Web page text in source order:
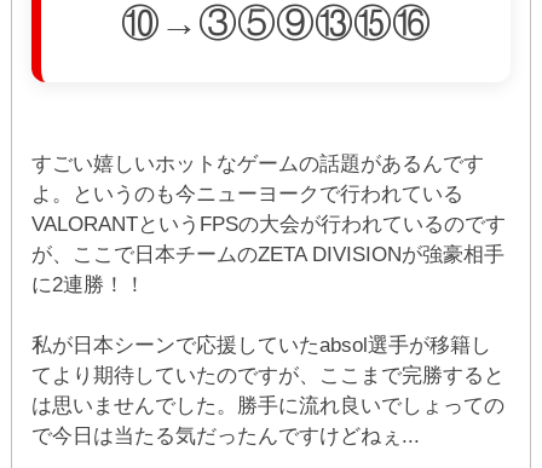
⑩→③⑤⑨⑬⑮⑯
すごい嬉しいホットなゲームの話題があるんです
よ。というのも今ニューヨークで行われている
VALORANTというFPSの大会が行われているのです
が、ここで日本チームのZETA DIVISIONが強豪相手
に2連勝！！
私が日本シーンで応援していたabsol選手が移籍し
てより期待していたのですが、ここまで完勝すると
は思いませんでした。勝手に流れ良いでしょっての
で今日は当たる気だったんですけどねぇ...